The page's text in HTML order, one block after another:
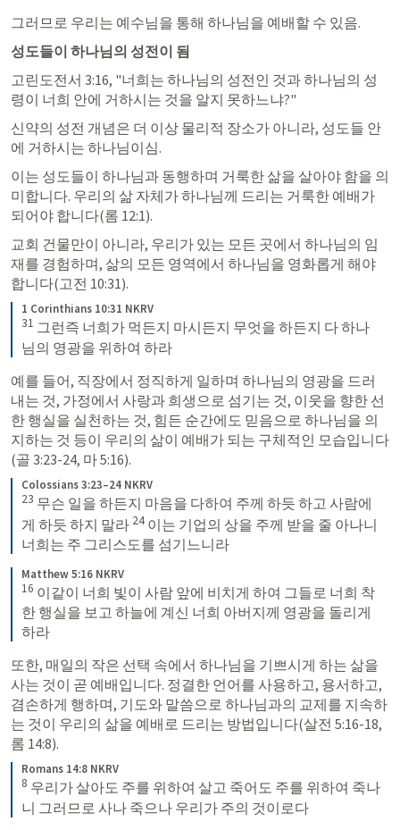
그러므로 우리는 예수님을 통해 하나님을 예배할 수 있음.
성도들이 하나님의 성전이 됨
고린도전서 3:16, "너희는 하나님의 성전인 것과 하나님의 성
령이 너희 안에 거하시는 것을 알지 못하느냐?"
신약의 성전 개념은 더 이상 물리적 장소가 아니라, 성도들 안
에 거하시는 하나님이심.
이는 성도들이 하나님과 동행하며 거룩한 삶을 살아야 함을 의
미합니다. 우리의 삶 자체가 하나님께 드리는 거룩한 예배가
되어야 합니다(롬 12:1).
교회 건물만이 아니라, 우리가 있는 모든 곳에서 하나님의 임
재를 경험하며, 삶의 모든 영역에서 하나님을 영화롭게 해야
합니다(고전 10:31).
1 Corinthians 10:31 NKRV
31 그런즉 너희가 먹든지 마시든지 무엇을 하든지 다 하나
님의 영광을 위하여 하라
예를 들어, 직장에서 정직하게 일하며 하나님의 영광을 드러
내는 것, 가정에서 사랑과 희생으로 섬기는 것, 이웃을 향한 선
한 행실을 실천하는 것, 힘든 순간에도 믿음으로 하나님을 의
지하는 것 등이 우리의 삶이 예배가 되는 구체적인 모습입니다
(골 3:23-24, 마 5:16).
Colossians 3:23–24 NKRV
23 무슨 일을 하든지 마음을 다하여 주께 하듯 하고 사람에
게 하듯 하지 말라 24 이는 기업의 상을 주께 받을 줄 아나니
너희는 주 그리스도를 섬기느니라
Matthew 5:16 NKRV
16 이같이 너희 빛이 사람 앞에 비치게 하여 그들로 너희 착
한 행실을 보고 하늘에 계신 너희 아버지께 영광을 돌리게
하라
또한, 매일의 작은 선택 속에서 하나님을 기쁘시게 하는 삶을
사는 것이 곧 예배입니다. 정결한 언어를 사용하고, 용서하고,
겸손하게 행하며, 기도와 말씀으로 하나님과의 교제를 지속하
는 것이 우리의 삶을 예배로 드리는 방법입니다(살전 5:16-18
롬 14:8).
Romans 14:8 NKRV
8 우리가 살아도 주를 위하여 살고 죽어도 주를 위하여 죽나
니 그러므로 사나 죽으나 우리가 주의 것이로다